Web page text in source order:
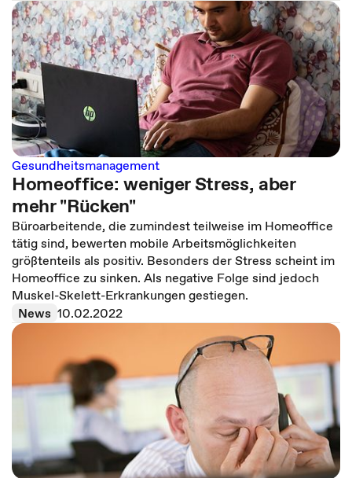
Gesundheitsmanagement
Homeoffice: weniger Stress, aber
mehr "Rücken"
Büroarbeitende, die zumindest teilweise im Homeoffice
tätig sind, bewerten mobile Arbeitsmöglichkeiten
größtenteils als positiv. Besonders der Stress scheint im
Homeoffice zu sinken. Als negative Folge sind jedoch
Muskel-Skelett-Erkrankungen gestiegen.
News 10.02.2022